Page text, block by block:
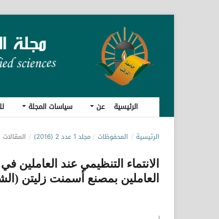
الرئيسية عن سياسات المجلة
الرئيسية / المحفوظات / مجلد 1 عدد 2 (2016) / المقالات
الانتماء التنظيمي عند
العاملين بمصنع أسمنت زليتن